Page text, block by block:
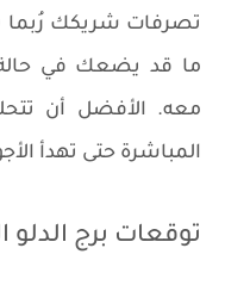
تصرفات شريكك رُبما
ما قد يضعك في حالة
معه. الأفضل أن
المباشرة حتى تهدأ
توقعات برج الدلو